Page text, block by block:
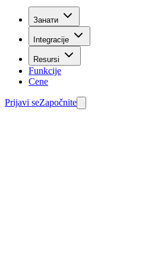
Занати
Integracije
Resursi
Funkcije
Cene
Prijavi seZapočnite